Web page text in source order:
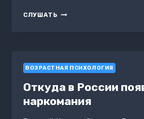
СЛУШАТЬ АТАКИ
ВОЗРАСТНАЯ ПСИХОЛОГИЯ
Откуда в России
наркомания